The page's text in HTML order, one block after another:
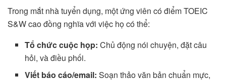
Trong mắt nhà tuyển dụng, một ứng viên có điểm TOEIC
S&W cao đồng nghĩa với việc họ có thể:
Tổ chức cuộc họp: Chủ động nói chuyện, đặt câu
hỏi, và điều phối.
Viết báo cáo/email: Soạn thảo văn bản chuẩn mực,